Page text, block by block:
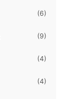
(6)
(9)
(4)
(4)